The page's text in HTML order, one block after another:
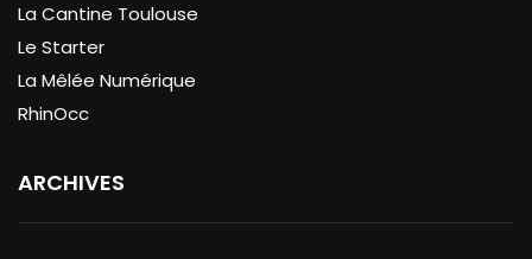
La Cantine Toulouse
Le Starter
La Mêlée Numérique
RhinOcc
ARCHIVES